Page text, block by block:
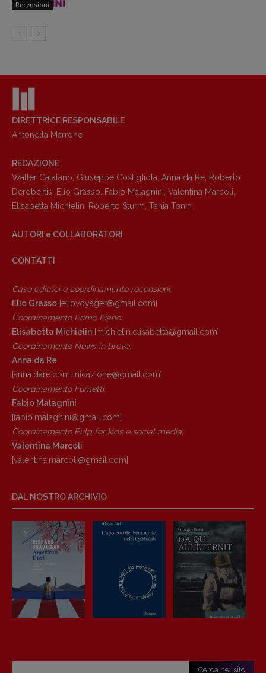
Recensioni
DIRETTRICE RESPONSABILE
Antonella Marrone
REDAZIONE
Walter Catalano, Giuseppe Costigliola, Anna da Re, Roberto
Derobertis, Elio Grasso, Fabio Malagnini, Valentina Marcoli,
Elisabetta Michielin, Roberto Sturm, Tania Tonin
AUTORI e COLLABORATORI
CONTATTI
Case editrici e coordinamento recensioni:
Elio Grasso [eliovoyager@gmail.com]
Coordinamento Primo Piano:
Elisabetta Michielin [michielin.elisabetta@gmail.com]
Coordinamento News in breve:
Anna da Re
[anna.dare.comunicazione@gmail.com]
Coordinamento Fumetti:
Fabio Malagnini
[fabio.malagnini@gmail.com]
Coordinamento Pulp for kids e social media:
Valentina Marcoli
[valentina.marcoli@gmail.com]
DAL NOSTRO ARCHIVIO
Cerca nel sito